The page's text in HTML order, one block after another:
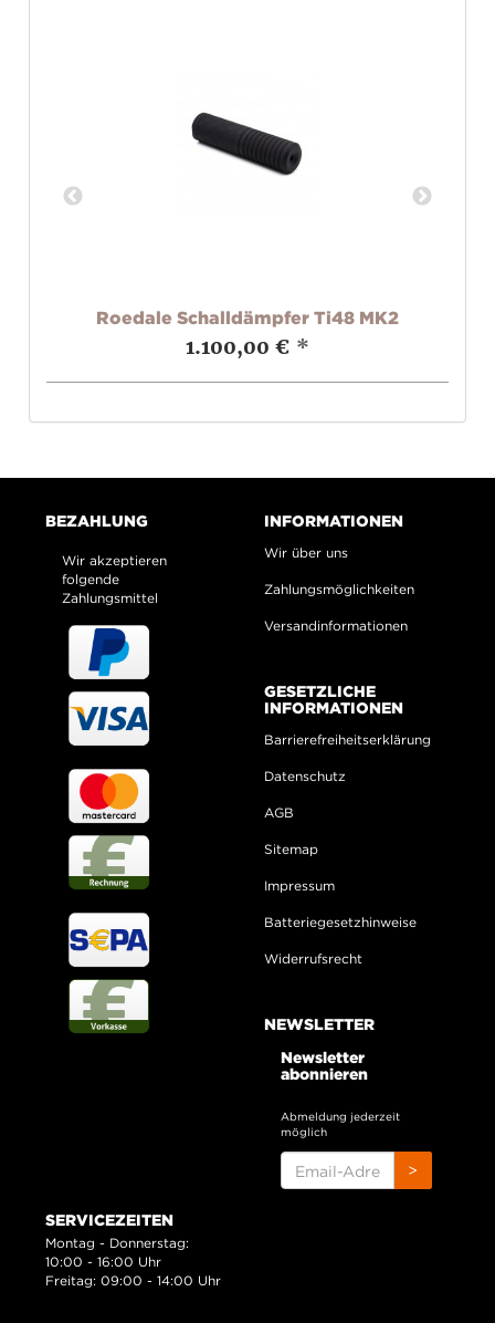
Roedale Schalldämpfer Ti48 MK2
1.100,00 € *
BEZAHLUNG
Wir akzeptieren
folgende
Zahlungsmittel
INFORMATIONEN
Wir über uns
Zahlungsmöglichkeiten
Versandinformationen
GESETZLICHE
INFORMATIONEN
Barrierefreiheitserklärung
Datenschutz
AGB
Sitemap
Impressum
Batteriegesetzhinweise
Widerrufsrecht
NEWSLETTER
Newsletter
abonnieren
Abmeldung jederzeit
möglich
ADRESSE
>
SERVICEZEITEN
Montag - Donnerstag:
10:00 - 16:00 Uhr
Freitag: 09:00 - 14:00 Uhr